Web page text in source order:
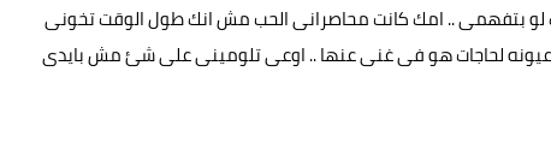
لو بتفهمى .. امك كانت محاصرانى الحب مش انك طول الوقت تخونى
لحاجات هو فى غنى عنها .. اوعى تلومينى على شئ مش بايدى